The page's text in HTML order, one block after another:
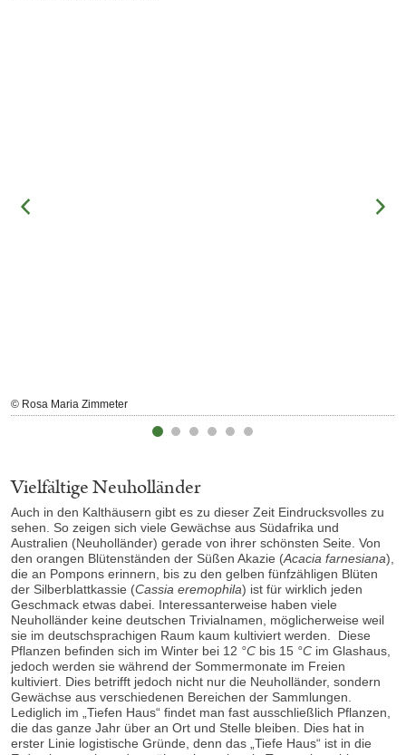
© Rosa Maria Zimmeter
Vielfältige Neuholländer
Auch in den Kalthäusern gibt es zu dieser Zeit Eindrucksvolles zu
sehen. So zeigen sich viele Gewächse aus Südafrika und
Australien (Neuholländer) gerade von ihrer schönsten Seite. Von
den orangen Blütenständen der Süßen Akazie (Acacia farnesiana),
die an Pompons erinnern, bis zu den gelben fünfzähligen Blüten
der Silberblattkassie (Cassia eremophila) ist für wirklich jeden
Geschmack etwas dabei. Interessanterweise haben viele
Neuholländer keine deutschen Trivialnamen, möglicherweise weil
sie im deutschsprachigen Raum kaum kultiviert werden. Diese
Pflanzen befinden sich im Winter bei 12 °Cbis 15 °Cim Glashaus,
jedoch werden sie während der Sommermonate im Freien
kultiviert. Dies betrifft jedoch nicht nur die Neuholländer, sondern
Gewächse aus verschiedenen Bereichen der Sammlungen.
Lediglich im „Tiefen Haus“ findet man fast ausschließlich Pflanzen,
die das ganze Jahr über an Ort und Stelle bleiben. Dies hat in
erster Linie logistische Gründe, denn das „Tiefe Haus“ ist in die